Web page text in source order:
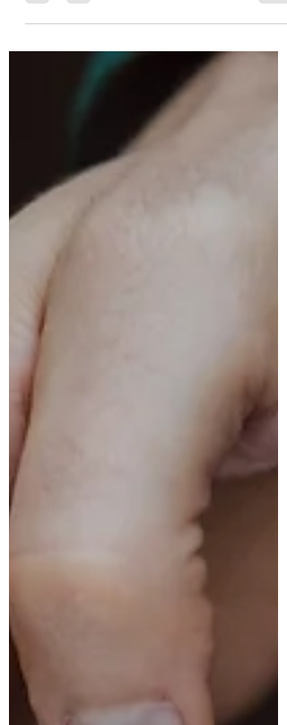
período que compreende entre dezembro a
março, às vezes um pedaço de abril, é a
época de floração e frutificação das
Goiabeiras, tem um cheiro marcante e
presença confirmada em todos os verões.
Acontece que quando eu era mais jovem lá
nos anos 2000, nessa época era difícil de se
encontrar uma árvore frutífera (não